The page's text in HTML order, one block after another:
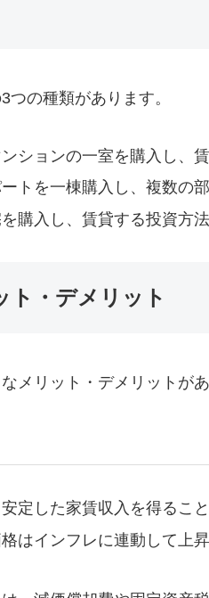
の種類があります。
ションの一室を購入し、
トを一棟購入し、複数の
購入し、賃貸する投資方法
ト・デメリット
メリット・デメリットがあ
定した家賃収入を得ること
はインフレに連動して上